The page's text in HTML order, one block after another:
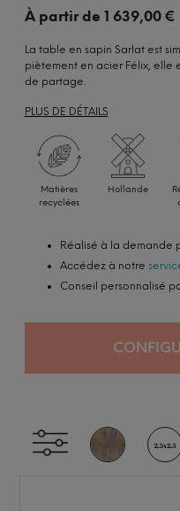
À partir de 1 639,00€
La table en sapin Sarlat est
piètement en acier Félix, elle
de partage.
PLUS DE DÉTAILS
Matières
recyclées
Hollande
Réalisé à la demande
Accédez à notre
Conseil personnalisé